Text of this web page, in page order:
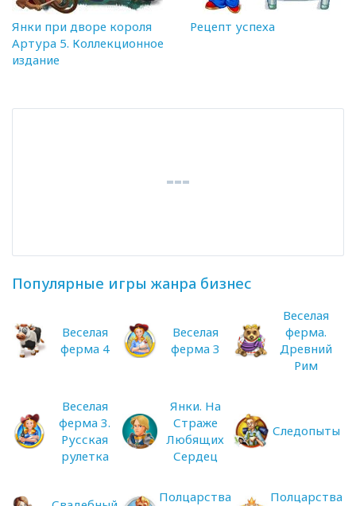
Янки при дворе короля
Артура 5. Коллекционное
издание
Рецепт успеха
Популярные игры жанра бизнес
Веселая
ферма 4
Веселая
ферма 3
Веселая
ферма.
Древний
Рим
Веселая
ферма 3.
Русская
рулетка
Янки. На
Страже
Любящих
Сердец
Следопыты
Полцарства
Полцарства